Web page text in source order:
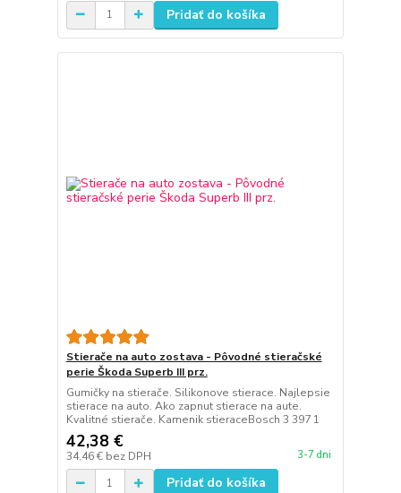
Pridať do košíka
Stierače na auto zostava - Pôvodné stieračské
perie Škoda Superb III prz.
Gumičky na stierače. Silikonove stierace. Najlepsie
stierace na auto. Ako zapnut stierace na aute.
Kvalitné stierače. Kamenik stieraceBosch 3 397 1
42,38 €
34,46 € bez DPH 3-7 dni
Pridať do košíka